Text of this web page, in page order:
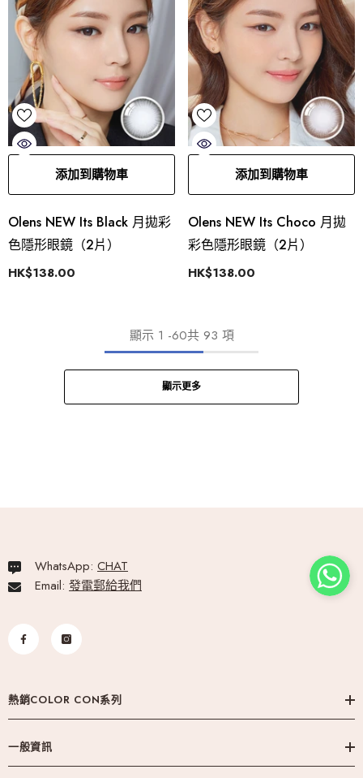
添加到購物車
Olens NEW Its Black 月拋彩
色隱形眼鏡（2片）
HK$138.00
添加到購物車
Olens NEW Its Choco 月拋
彩色隱形眼鏡（2片）
HK$138.00
顯示 1 -60共 93 項
顯示更多
WhatsApp: CHAT
Email: 發電郵給我們
熱銷COLOR CON系列
一般資訊